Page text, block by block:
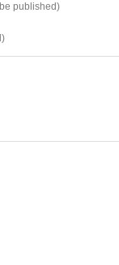
published)